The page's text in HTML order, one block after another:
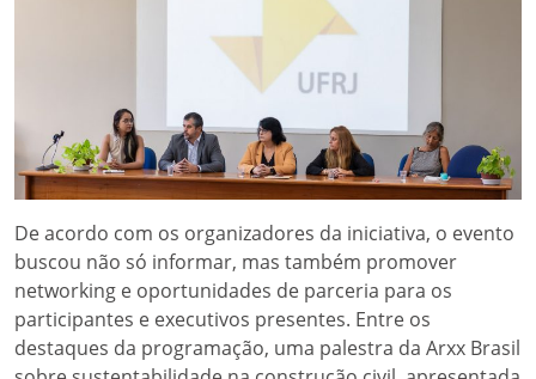
De acordo com os organizadores da iniciativa, o evento
buscou não só informar, mas também promover
networking e oportunidades de parceria para os
participantes e executivos presentes. Entre os
destaques da programação, uma palestra da Arxx Brasil